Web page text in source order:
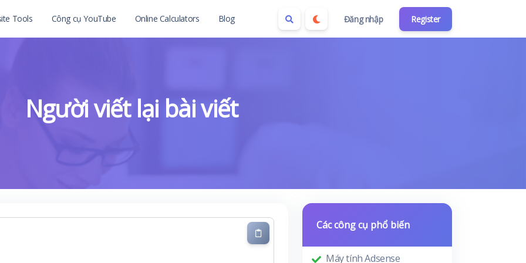
Đăng nhập Register
Tools Công cụ YouTube Online Calculators Blog
Người viết lại bài viết
Các công cụ phổ biến
Máy tính Adsense